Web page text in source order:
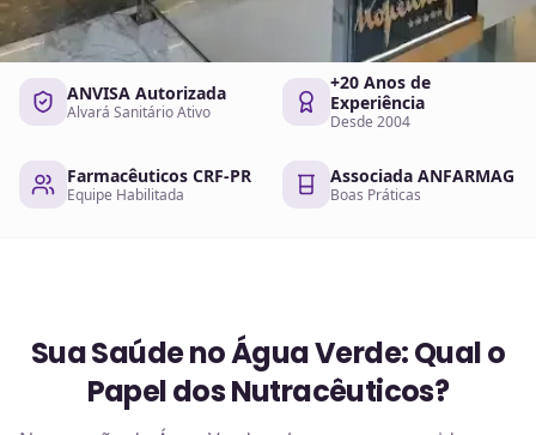
ANVISA Autorizada
Alvará Sanitário Ativo
+20 Anos de
Experiência
Desde 2004
Farmacêuticos CRF-PR
Equipe Habilitada
Associada ANFARMAG
Boas Práticas
Sua Saúde no Água Verde: Qual o
Papel dos Nutracêuticos?